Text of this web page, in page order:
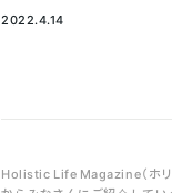
2022.4.14
Holistic Life Magazine（ホリ